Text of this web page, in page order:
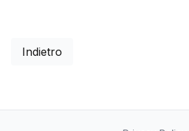
Indietro